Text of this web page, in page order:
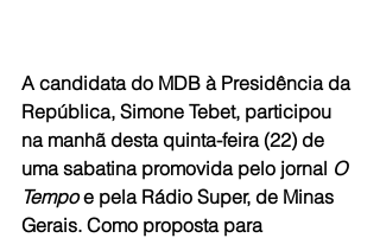
A candidata do MDB à Presidência da
República, Simone Tebet, participou
na manhã desta quinta-feira (22) de
uma sabatina promovida pelo jornal O
Tempo e pela Rádio Super, de Minas
Gerais. Como proposta para